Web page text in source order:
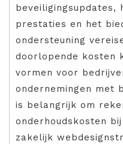
prestaties en het
ondersteuning
doorlopende kosten
vormen voor
ondernemingen met
is belangrijk om
onderhoudskosten
zakelijk